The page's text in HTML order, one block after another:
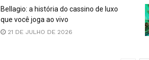
Bellagio: a história do cassino de luxo
que você joga ao vivo
21 DE JULHO DE 2026